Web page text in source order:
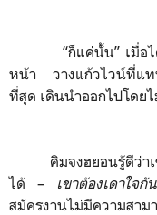
“ก็แค่นั้น” เมื่อ
หน้า วางแก้วไวน์ที่แท
ที่สุด เดินนำออกไปโดย
คิมจงฮยอนรู้ดีว่า
ได้ – เขาต้องเดาใจกั
สมัครงานไม่มีความสาม